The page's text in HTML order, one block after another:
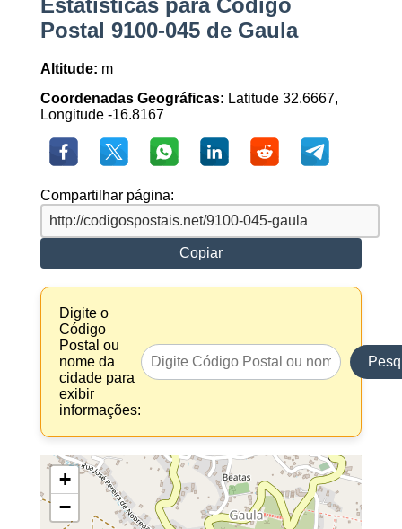
Estatísticas para Código
Postal 9100-045 de Gaula
Altitude: m
Coordenadas Geográficas: Latitude 32.6667,
Longitude -16.8167
Compartilhar página:
Copiar
Digite o
Código
Postal ou
nome da
cidade para
exibir
informações:
+
−